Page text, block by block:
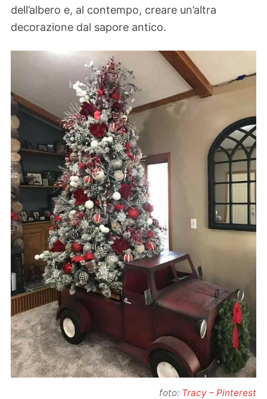
dell’albero e, al contempo, creare un’altra
decorazione dal sapore antico.
foto: Tracy – Pinterest